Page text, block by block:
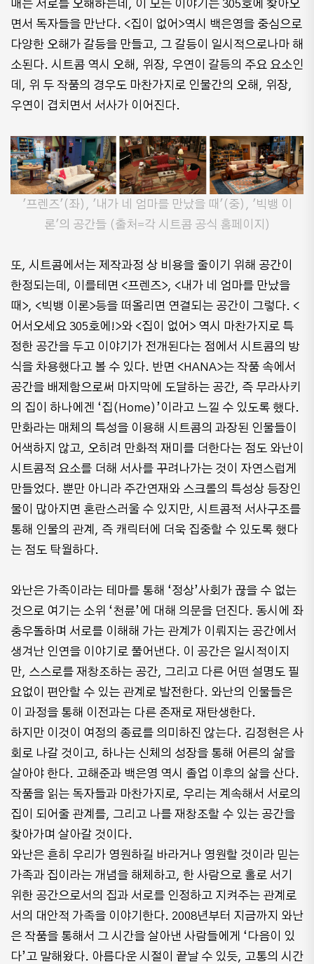
매는 서로를 오해하는데, 이 모든 이야기는 305호에 찾아오
면서 독자들을 만난다. <집이 없어>역시 백은영을 중심으로
다양한 오해가 갈등을 만들고, 그 갈등이 일시적으로나마 해
소된다. 시트콤 역시 오해, 위장, 우연이 갈등의 주요 요소인
데, 위 두 작품의 경우도 마찬가지로 인물간의 오해, 위장,
우연이 겹치면서 서사가 이어진다.
'프렌즈'(좌), '내가 네 엄마를 만났을 때'(중), '빅뱅 이
론'의 공간들 (출처=각 시트콤 공식 홈페이지)
또, 시트콤에서는 제작과정 상 비용을 줄이기 위해 공간이
한정되는데, 이를테면 <프렌즈>, <내가 네 엄마를 만났을
때>, <빅뱅 이론>등을 떠올리면 연결되는 공간이 그렇다. <
어서오세요 305호에!>와 <집이 없어> 역시 마찬가지로 특
정한 공간을 두고 이야기가 전개된다는 점에서 시트콤의 방
식을 차용했다고 볼 수 있다. 반면 <HANA>는 작품 속에서
공간을 배제함으로써 마지막에 도달하는 공간, 즉 무라사키
의 집이 하나에겐 ‘집(Home)’이라고 느낄 수 있도록 했다.
만화라는 매체의 특성을 이용해 시트콤의 과장된 인물들이
어색하지 않고, 오히려 만화적 재미를 더한다는 점도 와난이
시트콤적 요소를 더해 서사를 꾸려나가는 것이 자연스럽게
만들었다. 뿐만 아니라 주간연재와 스크롤의 특성상 등장인
물이 많아지면 혼란스러울 수 있지만, 시트콤적 서사구조를
통해 인물의 관계, 즉 캐릭터에 더욱 집중할 수 있도록 했다
는 점도 탁월하다.
와난은 가족이라는 테마를 통해 ‘정상’사회가 끊을 수 없는
것으로 여기는 소위 ‘천륜’에 대해 의문을 던진다. 동시에 좌
충우돌하며 서로를 이해해 가는 관계가 이뤄지는 공간에서
생겨난 인연을 이야기로 풀어낸다. 이 공간은 일시적이지
만, 스스로를 재창조하는 공간, 그리고 다른 어떤 설명도 필
요없이 편안할 수 있는 관계로 발전한다. 와난의 인물들은
이 과정을 통해 이전과는 다른 존재로 재탄생한다.
하지만 이것이 여정의 종료를 의미하진 않는다. 김정현은 사
회로 나갈 것이고, 하나는 신체의 성장을 통해 어른의 삶을
살아야 한다. 고해준과 백은영 역시 졸업 이후의 삶을 산다.
작품을 읽는 독자들과 마찬가지로, 우리는 계속해서 서로의
집이 되어줄 관계를, 그리고 나를 재창조할 수 있는 공간을
찾아가며 살아갈 것이다.
와난은 흔히 우리가 영원하길 바라거나 영원할 것이라 믿는
가족과 집이라는 개념을 해체하고, 한 사람으로 홀로 서기
위한 공간으로서의 집과 서로를 인정하고 지켜주는 관계로
서의 대안적 가족을 이야기한다. 2008년부터 지금까지 와난
은 작품을 통해서 그 시간을 살아낸 사람들에게 ‘다음이 있
다’고 말해왔다. 아름다운 시절이 끝날 수 있듯, 고통의 시간